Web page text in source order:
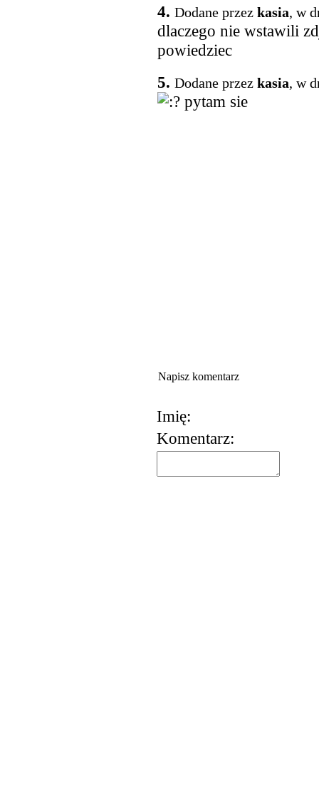
4. Dodane przez kasia, w
dlaczego nie wstawili
powiedziec
5. Dodane przez kasia, w
pytam sie
Napisz komentarz
Imię:
Komentarz: